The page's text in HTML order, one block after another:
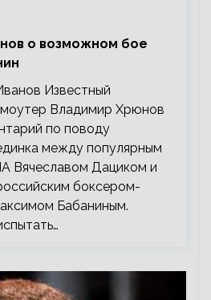
о возможном бое
Известный
Владимир Хрюнов
по поводу
между популярным
Вячеславом Дациком и
боксером-
Бабаниным.